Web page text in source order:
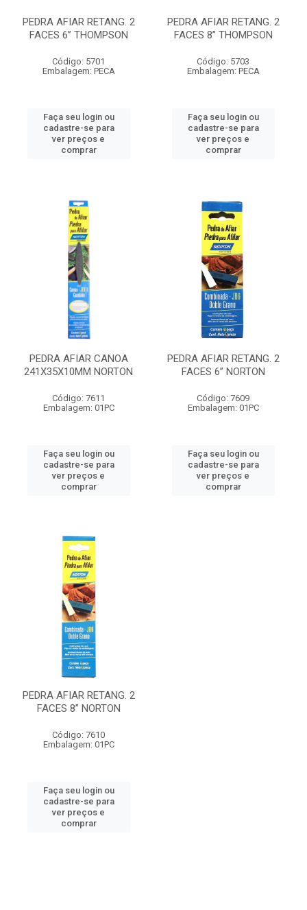
PEDRA AFIAR RETANG. 2
FACES 6” THOMPSON
Código: 5701
Embalagem: PECA
Faça seu login ou
cadastre-se para
ver preços e
comprar
PEDRA AFIAR RETANG. 2
FACES 8” THOMPSON
Código: 5703
Embalagem: PECA
Faça seu login ou
cadastre-se para
ver preços e
comprar
PEDRA AFIAR CANOA
241X35X10MM NORTON
Código: 7611
Embalagem: 01PC
Faça seu login ou
cadastre-se para
ver preços e
comprar
PEDRA AFIAR RETANG. 2
FACES 6” NORTON
Código: 7609
Embalagem: 01PC
Faça seu login ou
cadastre-se para
ver preços e
comprar
PEDRA AFIAR RETANG. 2
FACES 8” NORTON
Código: 7610
Embalagem: 01PC
Faça seu login ou
cadastre-se para
ver preços e
comprar